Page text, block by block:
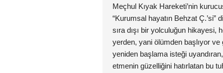
Meçhul Kıyak Hareketi’nin
“Kurumsal hayatın Behzat Ç.’si”
sıra dışı bir yolculuğun hikayesi,
yerden, yani ölümden başlıyor
yeniden başlama isteği
etmenin güzelliğini hatırlatan bu